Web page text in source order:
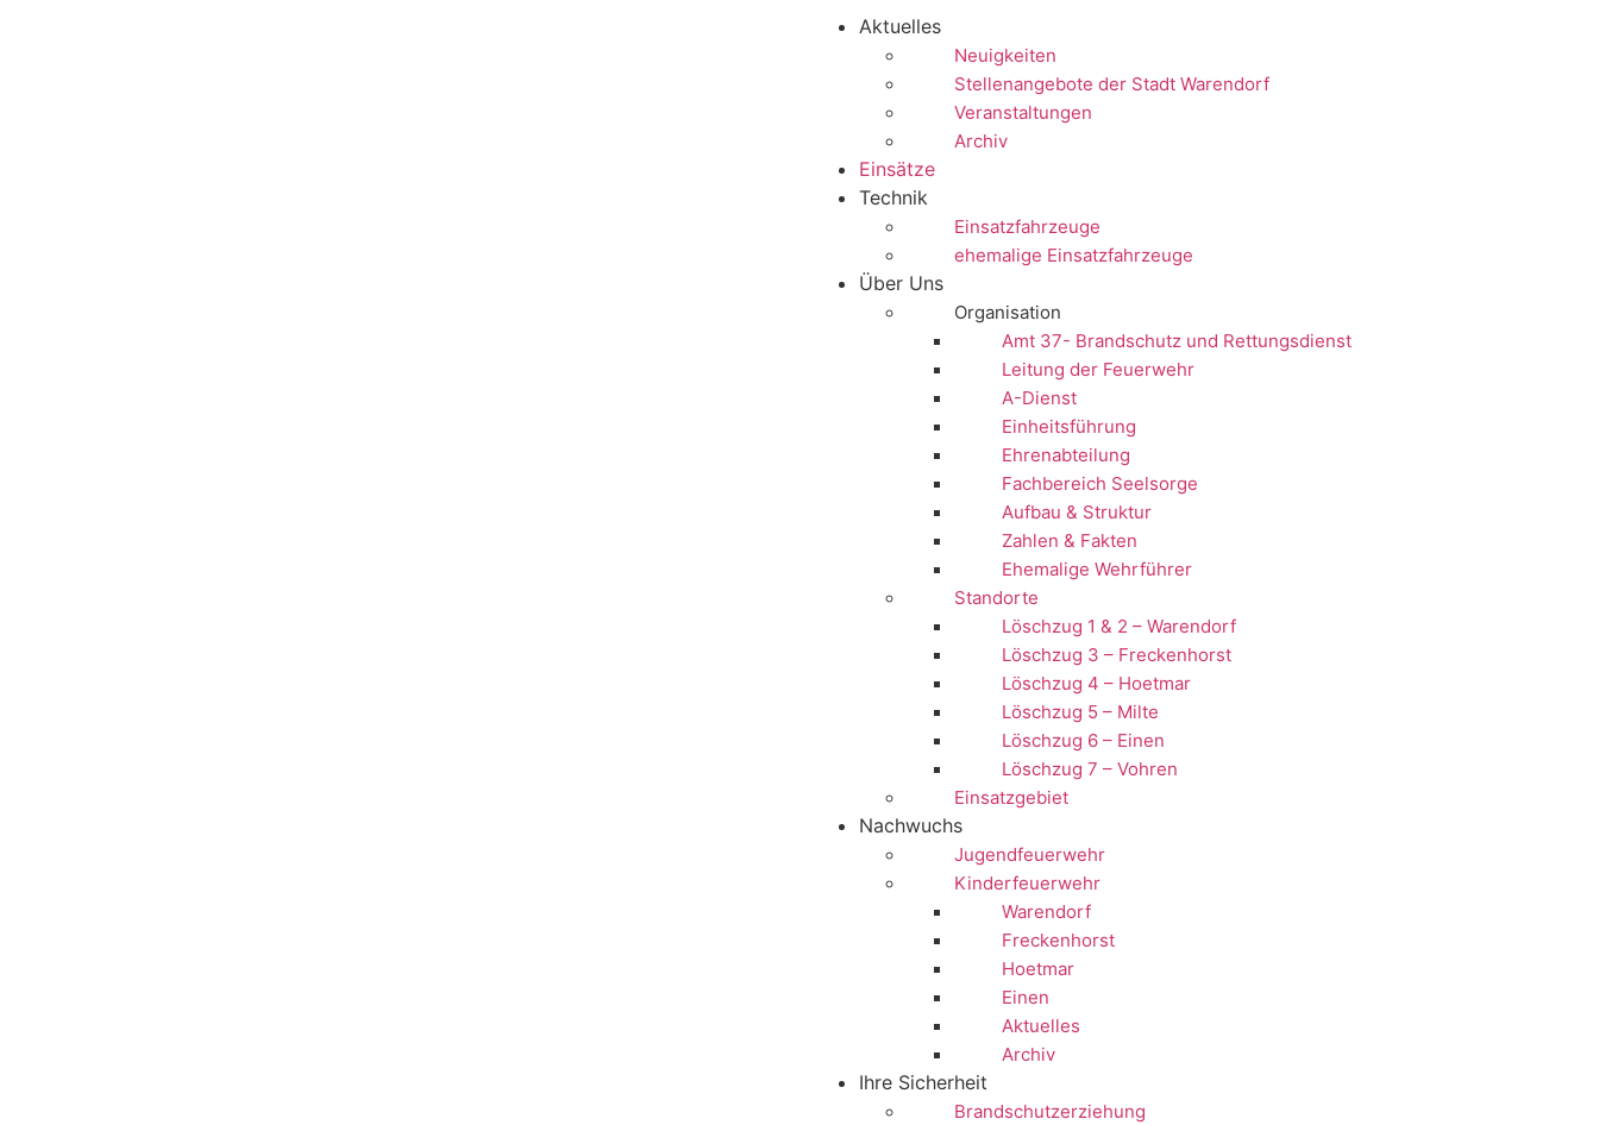
Aktuelles
Neuigkeiten
Stellenangebote der Stadt Warendorf
Veranstaltungen
Archiv
Einsätze
Technik
Einsatzfahrzeuge
ehemalige Einsatzfahrzeuge
Über Uns
Organisation
Amt 37- Brandschutz und Rettungsdienst
Leitung der Feuerwehr
A-Dienst
Einheitsführung
Ehrenabteilung
Fachbereich Seelsorge
Aufbau & Struktur
Zahlen & Fakten
Ehemalige Wehrführer
Standorte
Löschzug 1 & 2 – Warendorf
Löschzug 3 – Freckenhorst
Löschzug 4 – Hoetmar
Löschzug 5 – Milte
Löschzug 6 – Einen
Löschzug 7 – Vohren
Einsatzgebiet
Nachwuchs
Jugendfeuerwehr
Kinderfeuerwehr
Warendorf
Freckenhorst
Hoetmar
Einen
Aktuelles
Archiv
Ihre Sicherheit
Brandschutzerziehung